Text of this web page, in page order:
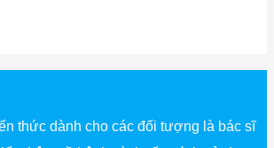
thức dành cho các đối tượng là bác sĩ